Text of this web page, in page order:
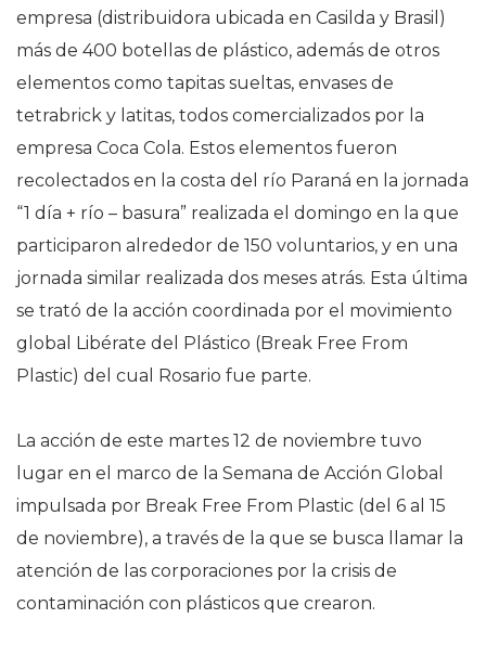
empresa (distribuidora ubicada en Casilda y Brasil)
más de 400 botellas de plástico, además de otros
elementos como tapitas sueltas, envases de
tetrabrick y latitas, todos comercializados por la
empresa Coca Cola. Estos elementos fueron
recolectados en la costa del río Paraná en la jornada
“1 día + río – basura” realizada el domingo en la que
participaron alrededor de 150 voluntarios, y en una
jornada similar realizada dos meses atrás. Esta última
se trató de la acción coordinada por el movimiento
global Libérate del Plástico (Break Free From
Plastic) del cual Rosario fue parte.
La acción de este martes 12 de noviembre tuvo
lugar en el marco de la Semana de Acción Global
impulsada por Break Free From Plastic (del 6 al 15
de noviembre), a través de la que se busca llamar la
atención de las corporaciones por la crisis de
contaminación con plásticos que crearon.